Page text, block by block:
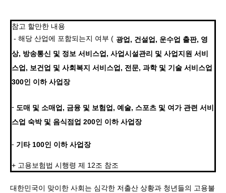
참고 할만한 내용
- 해당 산업에 포함되는지 여부 ( 광업, 건설업, 운수업 출판, 영
상, 방송통신 및 정보 서비스업, 사업시설관리 및 사업지원 서비
스업, 보건업 및 사회복지 서비스업, 전문, 과학 및 기술 서비스업
300인 이하 사업장
- 도매 및 소매업, 금융 및 보험업, 예술, 스포츠 및 여가 관련 서비
스업 숙박 및 음식점업 200인 이하 사업장
- 기타 100인 이하 사업장
+ 고용보험법 시행령 제 12조 참조
대한민국이 맞이한 사회는 심각한 저출산 상황과 청년들의 고용불